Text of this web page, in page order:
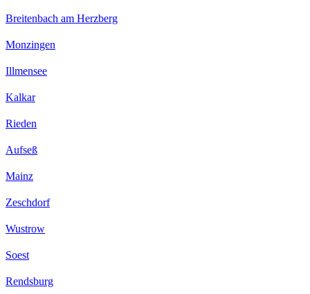
Breitenbach am Herzberg
Monzingen
Illmensee
Kalkar
Rieden
Aufseß
Mainz
Zeschdorf
Wustrow
Soest
Rendsburg